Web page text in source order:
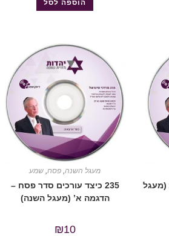
הוספה לסל
(מעגל
מעגל השנה, פסח, שמע
235 כיצד עורכים סדר פסח –
הדגמה א’ (מעגל השנה)
₪10